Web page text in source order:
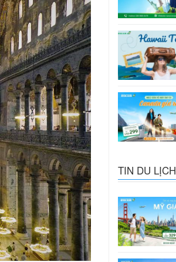
TIN DU LỊCH